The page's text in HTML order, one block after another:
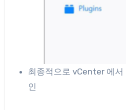
최종적으로 vCenter 에
인